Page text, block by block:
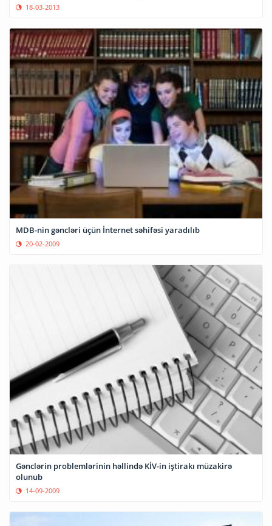
18-03-2013
MDB-nin gəncləri üçün İnternet səhifəsi yaradılıb
20-02-2009
Gənclərin problemlərinin həllində KİV-in iştirakı müzakirə
olunub
14-09-2009